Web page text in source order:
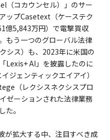
（コカウンセル）」のサー
ップCasetext（ケーステク
億5,843万円）で電撃買収
もう一つのグローバル法律
シス）も、2023年に米国の
Lexis+ AI」を披露したのに
ジェンティックエイアイ）
（レクシスネクシスプロ
ゼーションされた法律業務
た。
が拡大する中、注目すべき成